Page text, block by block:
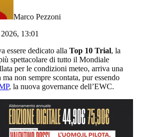
Marco Pezzoni
13:01
essere dedicato alla Top 10 Trial, la
spettacolare di tutto il Mondiale
per le condizioni meteo, arriva una
non sempre scontata, pur essendo
, la nuova governance dell’EWC.